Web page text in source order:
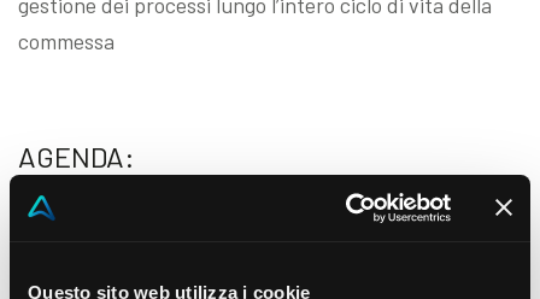
Questo sito web utilizza i cookie
commessa
AGENDA:
17:00: Welcome